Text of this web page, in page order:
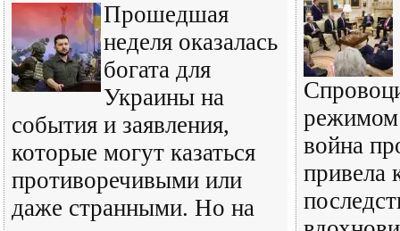
Прошедшая
неделя оказалась
богата для
Украины на
события и заявления,
которые могут казаться
противоречивыми или
даже странными. Но на
режимом
война
привела